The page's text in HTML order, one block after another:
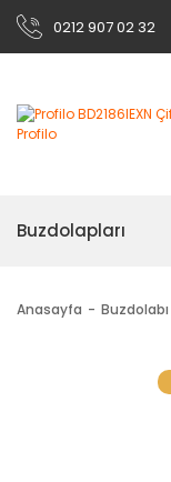
0212 907 02 32
Buzdolapları
Anasayfa Buzdolabı